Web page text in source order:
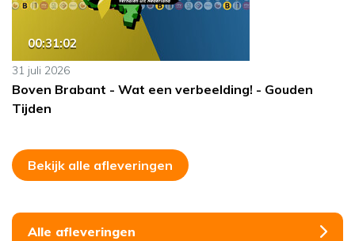
00:31:02
31 juli 2026
Boven Brabant - Wat een verbeelding! - Gouden
Tijden
Bekijk alle afleveringen
Alle afleveringen